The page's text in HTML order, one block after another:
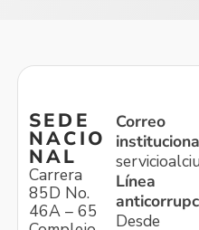
SEDE
NACIO
NAL
Carrera
85D No.
46A – 65
Correo
Línea
Desde